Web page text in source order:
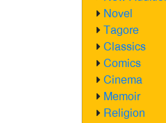
Novel
Tagore
Classics
Comics
Cinema
Memoir
Religion